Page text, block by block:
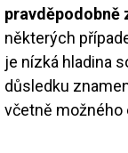
pravděpodobně
některých
je nízká hladina
důsledku
včetně možného